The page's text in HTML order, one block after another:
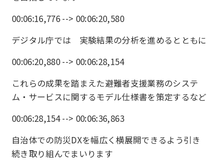
00:06:16,776 --> 00:06:20,580
デジタル庁では 実験結果の分析を進めるとともに
00:06:20,880 --> 00:06:28,154
これらの成果を踏まえた避難者支援業務のシステ
ム・サービスに関するモデル仕様書を策定するなど
00:06:28,154 --> 00:06:36,863
自治体での防災DXを幅広く横展開できるよう引き
続き取り組んでまいります